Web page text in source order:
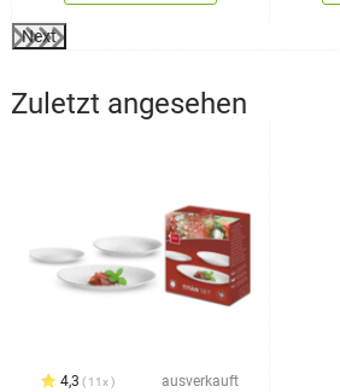
Next
Zuletzt angesehen
4,3 11x ausverkauft